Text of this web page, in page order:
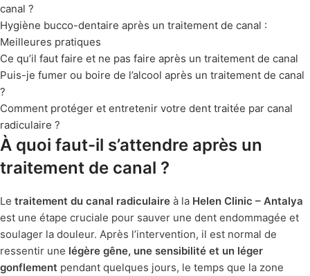
canal ?
Hygiène bucco-dentaire après un traitement de canal :
Meilleures pratiques
Ce qu’il faut faire et ne pas faire après un traitement de canal
Puis-je fumer ou boire de l’alcool après un traitement de canal
?
Comment protéger et entretenir votre dent traitée par canal
radiculaire ?
À quoi faut-il s’attendre après un
traitement de canal ?
Le traitement du canal radiculaire à la Helen Clinic – Antalya
est une étape cruciale pour sauver une dent endommagée et
soulager la douleur. Après l’intervention, il est normal de
ressentir une légère gêne, une sensibilité et un léger
gonflement pendant quelques jours, le temps que la zone